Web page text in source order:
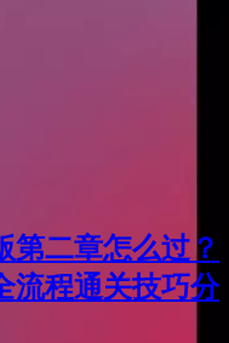
第二章怎么过？
流程通关技巧分